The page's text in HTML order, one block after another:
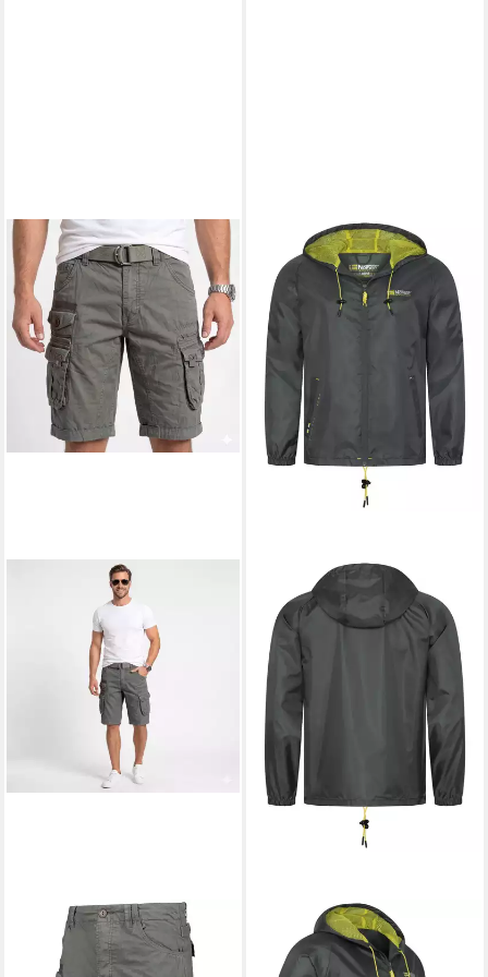
GEOGRAPHICAL NORWAY
Cargoshorts Herren – Kurze
Hose aus Baumwolle, Regular
GEOGRAPHICAL NORWAY
Regenjacke Herren Regen
Jacke Outdoor Windbreaker